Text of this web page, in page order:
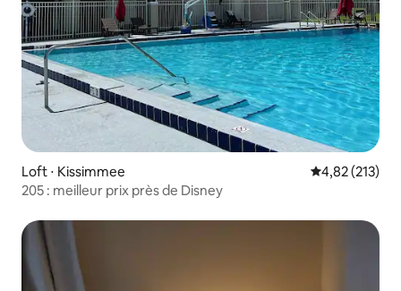
Loft ⋅ Kissimmee Évaluation
4,82 (213)
205 : meilleur prix près de Disney